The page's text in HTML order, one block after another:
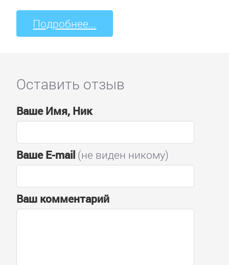
Подробнее...
Оставить отзыв
Ваше Имя, Ник
Ваше E-mail(не виден никому)
Ваш комментарий